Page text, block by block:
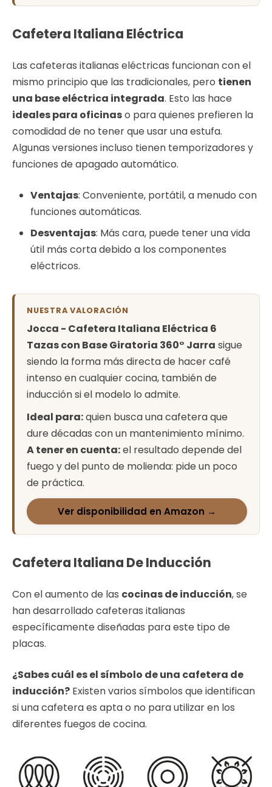
Cafetera Italiana Eléctrica
Las cafeteras italianas eléctricas funcionan con el
mismo principio que las tradicionales, pero tienen
una base eléctrica integrada. Esto las hace
ideales para oficinaso para quienes prefieren la
comodidad de no tener que usar una estufa.
Algunas versiones incluso tienen temporizadores y
funciones de apagado automático.
Ventajas: Conveniente, portátil, a menudo con
funciones automáticas.
Desventajas: Más cara, puede tener una vida
útil más corta debido a los componentes
eléctricos.
NUESTRA VALORACIÓN
Jocca - Cafetera Italiana Eléctrica 6
Tazas con Base Giratoria 360° Jarra sigue
siendo la forma más directa de hacer café
intenso en cualquier cocina, también de
inducción si el modelo lo admite.
Ideal para:quien busca una cafetera que
dure décadas con un mantenimiento mínimo.
A tener en cuenta:el resultado depende del
fuego y del punto de molienda: pide un poco
de práctica.
Ver disponibilidad en Amazon →
Cafetera Italiana De Inducción
Con el aumento de las cocinas de inducción, se
han desarrollado cafeteras italianas
específicamente diseñadas para este tipo de
placas.
¿Sabes cuál es el símbolo de una cafetera de
inducción? Existen varios símbolos que identifican
si una cafetera es apta o no para utilizar en los
diferentes fuegos de cocina.